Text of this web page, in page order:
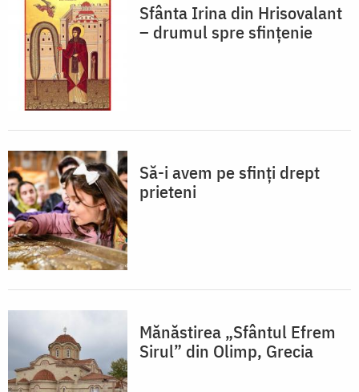
Sfânta Irina din Hrisovalant
– drumul spre sfințenie
Să-i avem pe sfinți drept
prieteni
Mănăstirea „Sfântul Efrem
Sirul” din Olimp, Grecia